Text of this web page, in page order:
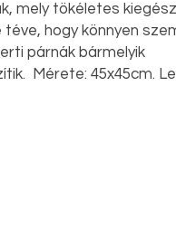
mely tökéletes
hogy könnyen
párnák bármelyik
Mérete: 45x45cm.